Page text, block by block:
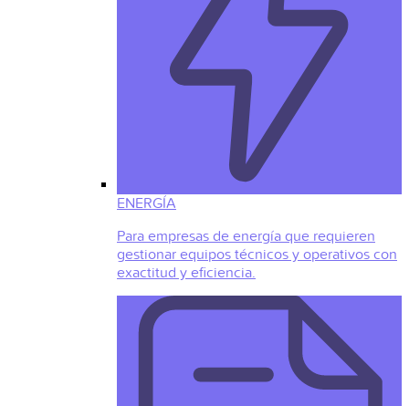
ENERGÍA
Para empresas de energía que requieren
gestionar equipos técnicos y operativos con
exactitud y eficiencia.